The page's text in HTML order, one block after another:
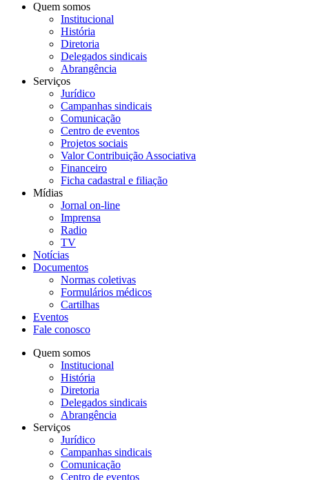
Quem somos
Institucional
História
Diretoria
Delegados sindicais
Abrangência
Serviços
Jurídico
Campanhas sindicais
Comunicação
Centro de eventos
Projetos sociais
Valor Contribuição Associativa
Financeiro
Ficha cadastral e filiação
Mídias
Jornal on-line
Imprensa
Radio
TV
Notícias
Documentos
Normas coletivas
Formulários médicos
Cartilhas
Eventos
Fale conosco
Quem somos
Institucional
História
Diretoria
Delegados sindicais
Abrangência
Serviços
Jurídico
Campanhas sindicais
Comunicação
Centro de eventos